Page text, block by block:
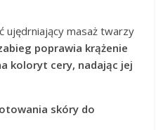
ujędrniający masaż twarzy
poprawia krążenie
koloryt cery, nadając jej
skóry do